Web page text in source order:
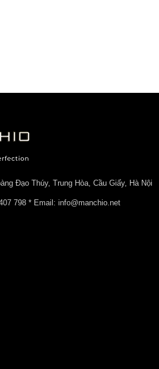
Đạo Thúy, Trung Hòa, Cầu Giấy, Hà Nội
798 * Email: info@manchio.net